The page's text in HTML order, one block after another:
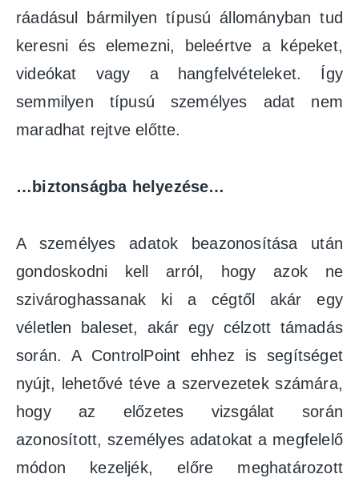
ráadásul bármilyen típusú állományban tud
keresni és elemezni, beleértve a képeket,
videókat vagy a hangfelvételeket. Így
semmilyen típusú személyes adat nem
maradhat rejtve előtte.
…biztonságba helyezése…
A személyes adatok beazonosítása után
gondoskodni kell arról, hogy azok ne
szivároghassanak ki a cégtől akár egy
véletlen baleset, akár egy célzott támadás
során. A ControlPoint ehhez is segítséget
nyújt, lehetővé téve a szervezetek számára,
hogy az előzetes vizsgálat során
azonosított, személyes adatokat a megfelelő
módon kezeljék, előre meghatározott